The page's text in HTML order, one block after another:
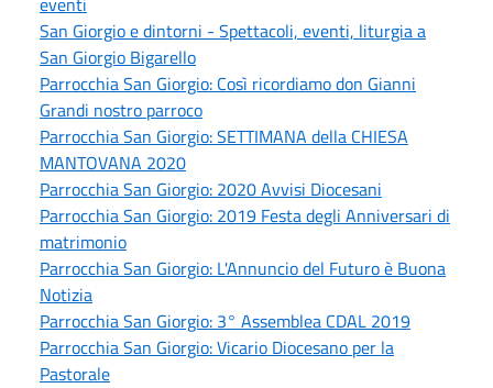
San Giorgio e dintorni - Spettacoli, eventi, liturgia a
San Giorgio Bigarello
Parrocchia San Giorgio: Così ricordiamo don Gianni
Grandi nostro parroco
Parrocchia San Giorgio: SETTIMANA della CHIESA
MANTOVANA 2020
Parrocchia San Giorgio: 2020 Avvisi Diocesani
Parrocchia San Giorgio: 2019 Festa degli Anniversari di
matrimonio
Parrocchia San Giorgio: L'Annuncio del Futuro è Buona
Notizia
Parrocchia San Giorgio: 3° Assemblea CDAL 2019
Parrocchia San Giorgio: Vicario Diocesano per la
Pastorale